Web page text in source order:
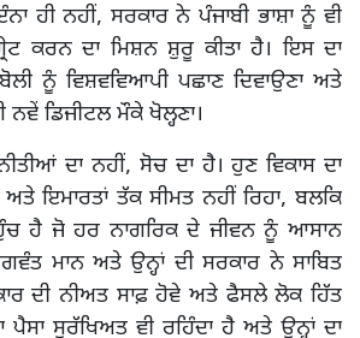
ਹੀ ਨਹੀਂ, ਸਰਕਾਰ ਨੇ ਪੰਜਾਬੀ ਭਾਸ਼ਾ ਨੂੰ ਵੀ
ਕਰਨ ਦਾ ਮਿਸ਼ਨ ਸ਼ੁਰੂ ਕੀਤਾ ਹੈ। ਇਸ ਦਾ
ਨੂੰ ਵਿਸ਼ਵਵਿਆਪੀ ਪਛਾਣ ਦਿਵਾਉਣਾ ਅਤੇ
ਡਿਜੀਟਲ ਮੌਕੇ ਖੋਲ੍ਹਣਾ।
ਦਾ ਨਹੀਂ, ਸੋਚ ਦਾ ਹੈ। ਹੁਣ ਵਿਕਾਸ ਦਾ
ਇਮਾਰਤਾਂ ਤੱਕ ਸੀਮਤ ਨਹੀਂ ਰਿਹਾ, ਬਲਕਿ
ਹੈ ਜੋ ਹਰ ਨਾਗਰਿਕ ਦੇ ਜੀਵਨ ਨੂੰ ਆਸਾਨ
ਮਾਨ ਅਤੇ ਉਨ੍ਹਾਂ ਦੀ ਸਰਕਾਰ ਨੇ ਸਾਬਿਤ
ਦੀ ਨੀਅਤ ਸਾਫ਼ ਹੋਵੇ ਅਤੇ ਫੈਸਲੇ ਲੋਕ ਹਿੱਤ
ਪੈਸਾ ਸੁਰੱਖਿਅਤ ਵੀ ਰਹਿੰਦਾ ਹੈ ਅਤੇ ਉਨ੍ਹਾਂ ਦਾ